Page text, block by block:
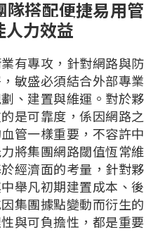
隊搭配便捷易用管
人力效益
有專攻， 針對網路與防
敏盛必須結合外部專業
、建置與維運。對於夥
是可靠度 ，係因網路之
管一樣重要，不容許中
將集團網路閾值恆常維
經濟面的考量 ， 針對夥
舉凡初期建置成本、後
因集團據點變動而衍生的
與可負擔性， 都是重要